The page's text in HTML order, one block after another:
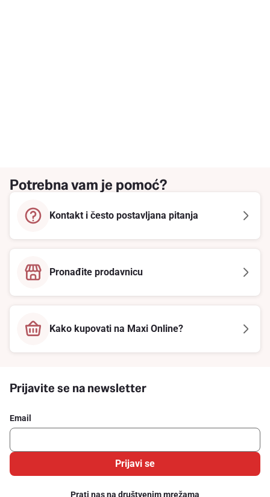
Potrebna vam je pomoć?
Kontakt i često postavljana pitanja
Pronađite prodavnicu
Kako kupovati na Maxi Online?
Prijavite se na newsletter
Email
Prijavi se
Prati nas na društvenim mrežama